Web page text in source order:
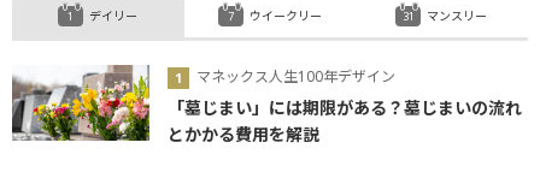
デイリー
マネックス人生100年デザイン
「墓じまい」には期限がある？墓じまいの流れ
とかかる費用を解説
ウイークリー マンスリー